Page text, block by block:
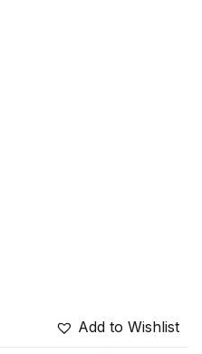
Add to Wishlist